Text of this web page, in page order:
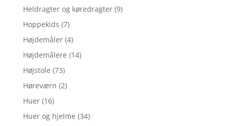
Heldragter og køredragter (9)
Hoppekids (7)
Højdemåler (4)
Højdemålere (14)
Højstole (73)
Høreværn (2)
Huer (16)
Huer og hjelme (34)